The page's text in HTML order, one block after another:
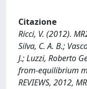
Citazione
Ricci, V. (2012).
Silva, C. A. B.;
J.; Luzzi, Roberto
from-equilibrium
REVIEWS, 2012,